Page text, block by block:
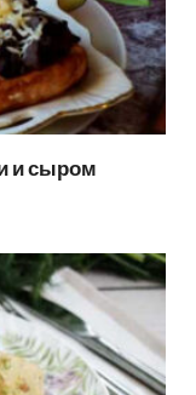
и сыром